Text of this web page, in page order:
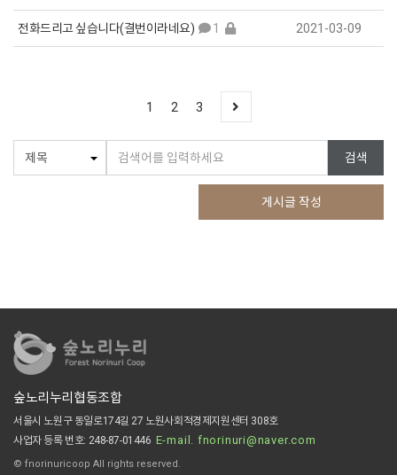
전화드리고 싶습니다(결번이라네요) 1 2021-03-09
1 2 3
검색
게시글 작성
숲노리누리협동조합
서울시 노원구 동일로174길 27 노원사회적경제지원센터 308호
사업자 등록 번호: 248-87-01446 E-mail. fnorinuri@naver.com
© fnorinuricoop All rights reserved.